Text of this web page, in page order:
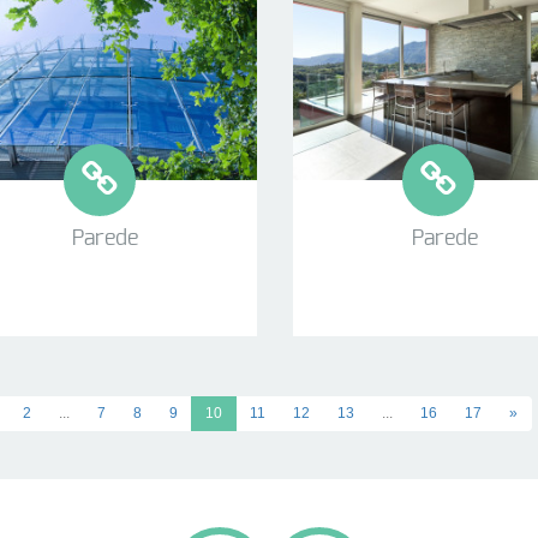
Parede Parede
2 ... 7 8 9 10 11 12 13 ... 16 17 »